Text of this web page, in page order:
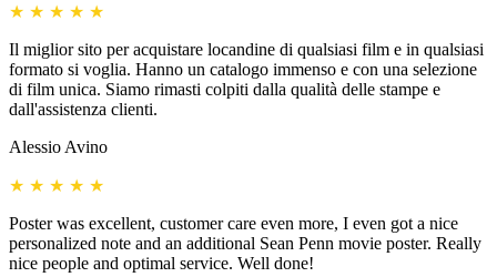
★ ★ ★ ★ ★
Il miglior sito per acquistare locandine di qualsiasi film e in qualsiasi
formato si voglia. Hanno un catalogo immenso e con una selezione
di film unica. Siamo rimasti colpiti dalla qualità delle stampe e
dall'assistenza clienti.
Alessio Avino
★ ★ ★ ★ ★
Poster was excellent, customer care even more, I even got a nice
personalized note and an additional Sean Penn movie poster. Really
nice people and optimal service. Well done!